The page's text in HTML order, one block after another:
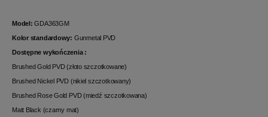
Model: GDA363GM
Kolor standardowy: Gunmetal PVD
Dostępne wykończenia :
Brushed Gold PVD (złoto szczotkowane)
Brushed Nickel PVD (nikiel szczotkowany)
Brushed Rose Gold PVD (miedź szczotkowana)
Matt Black (czarny mat)